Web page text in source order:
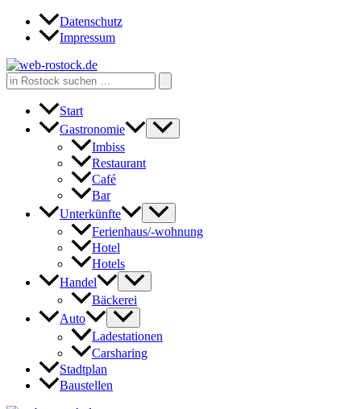
Zum
Inhalt
Datenschutz
Impressum
Search
for:
Start
Gastronomie
Imbiss
Restaurant
Café
Bar
Unterkünfte
Ferienhaus/-wohnung
Hotel
Hotels
Handel
Bäckerei
Auto
Ladestationen
Carsharing
Stadtplan
Baustellen